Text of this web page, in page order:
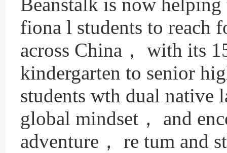
Beanstalk is now helping
fiona l students to reach
across China， with its
kindergarten to senior
students wth dual native
global mindset， and
adventure， re tum and